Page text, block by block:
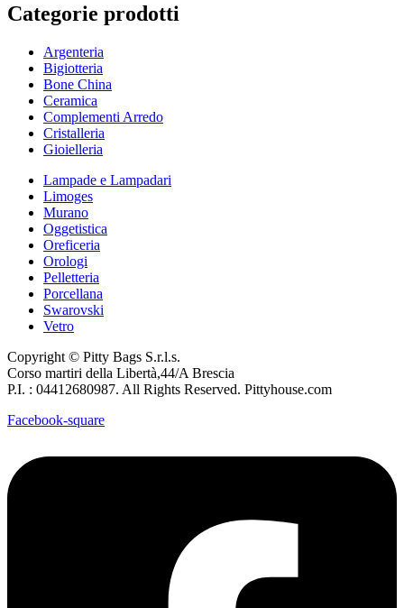
Categorie prodotti
Argenteria
Bigiotteria
Bone China
Ceramica
Complementi Arredo
Cristalleria
Gioielleria
Lampade e Lampadari
Limoges
Murano
Oggetistica
Oreficeria
Orologi
Pelletteria
Porcellana
Swarovski
Vetro
Copyright © Pitty Bags S.r.l.s.
Corso martiri della Libertà,44/A Brescia
P.I. : 04412680987. All Rights Reserved. Pittyhouse.com
Facebook-square